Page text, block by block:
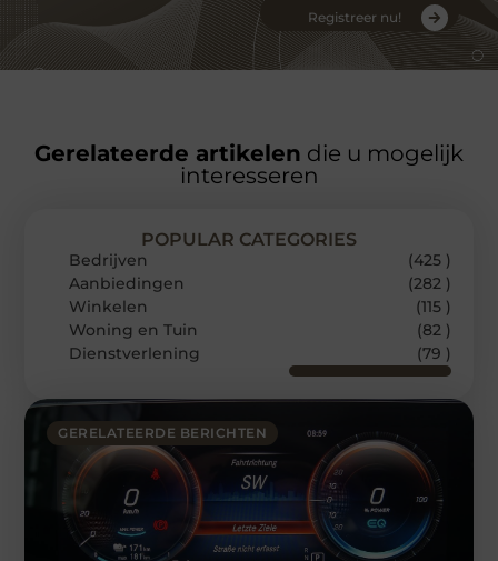
Registreer nu!
Gerelateerde artikelen die u mogelijk
interesseren
GERELATEERDE BERICHTEN
POPULAR CATEGORIES
Bedrijven
(425 )
Aanbiedingen
(282 )
Winkelen
(115 )
Woning en Tuin
(82 )
Dienstverlening
(79 )